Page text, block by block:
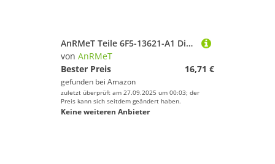
AnRMeT Teile 6F5-13621-A1 Dichtung for YA 40hp Bootsmotor 6F5-13621-00 6F5-13621-A0 T36-04030101 Motorteile
von AnRMeT
Bester Preis
16,71 €
gefunden bei Amazon
zuletzt überprüft am 27.09.2025 um 00:03; der
Preis kann sich seitdem geändert haben.
Keine weiteren Anbieter